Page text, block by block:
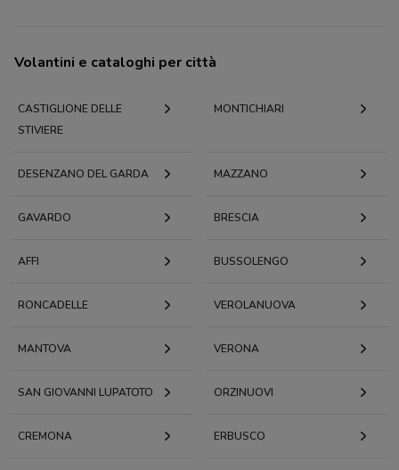
Volantini e cataloghi per città
CASTIGLIONE DELLE
STIVIERE
MONTICHIARI
DESENZANO DEL GARDA MAZZANO
GAVARDO BRESCIA
AFFI BUSSOLENGO
RONCADELLE VEROLANUOVA
MANTOVA VERONA
SAN GIOVANNI LUPATOTO ORZINUOVI
CREMONA ERBUSCO